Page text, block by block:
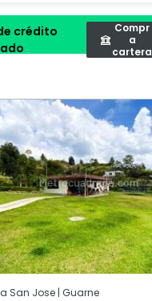
crédito
Compr
a
cartera
San Jose | Guarne